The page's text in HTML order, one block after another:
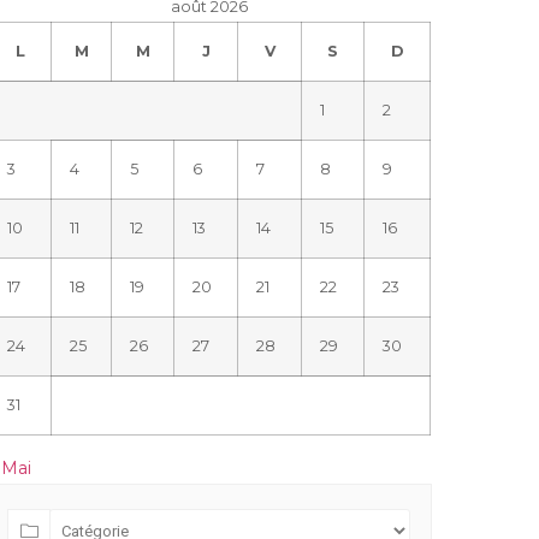
août 2026
L M M J V S D
1 2
3 4 5 6 7 8 9
10 11 12 13 14 15 16
17 18 19 20 21 22 23
24 25 26 27 28 29 30
31